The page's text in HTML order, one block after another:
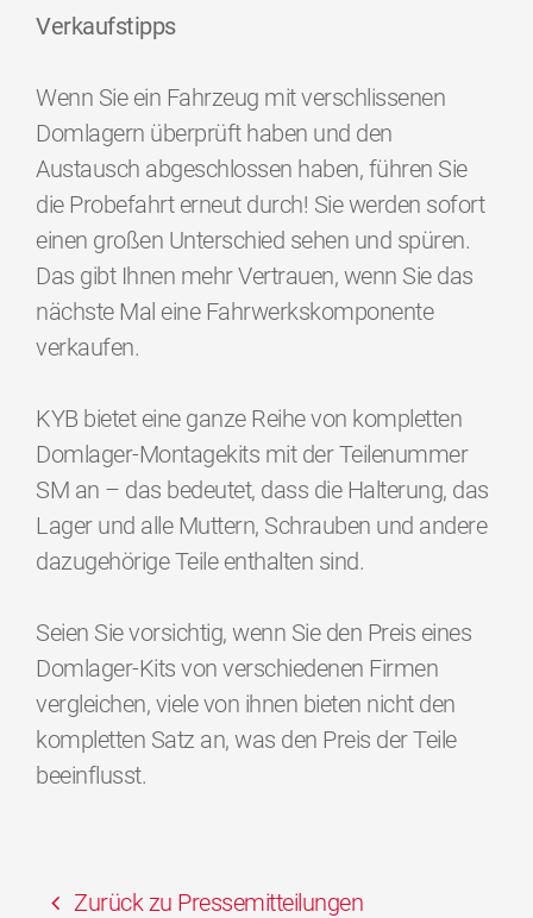
Verkaufstipps
Wenn Sie ein Fahrzeug mit verschlissenen
Domlagern überprüft haben und den
Austausch abgeschlossen haben, führen Sie
die Probefahrt erneut durch! Sie werden sofort
einen großen Unterschied sehen und spüren.
Das gibt Ihnen mehr Vertrauen, wenn Sie das
nächste Mal eine Fahrwerkskomponente
verkaufen.
KYB bietet eine ganze Reihe von kompletten
Domlager-Montagekits mit der Teilenummer
SM an – das bedeutet, dass die Halterung, das
Lager und alle Muttern, Schrauben und andere
dazugehörige Teile enthalten sind.
Seien Sie vorsichtig, wenn Sie den Preis eines
Domlager-Kits von verschiedenen Firmen
vergleichen, viele von ihnen bieten nicht den
kompletten Satz an, was den Preis der Teile
beeinflusst.
Zurück zu Pressemitteilungen